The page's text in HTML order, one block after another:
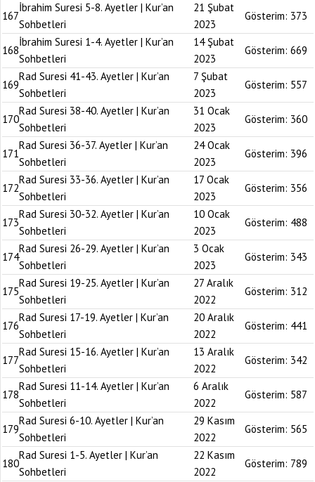
167
İbrahim Suresi 5-8. Ayetler | Kur’an
Sohbetleri
21 Şubat
2023
Gösterim: 373
168
İbrahim Suresi 1-4. Ayetler | Kur’an
Sohbetleri
14 Şubat
2023
Gösterim: 669
169
Rad Suresi 41-43. Ayetler | Kur’an
Sohbetleri
7 Şubat
2023
Gösterim: 557
170
Rad Suresi 38-40. Ayetler | Kur’an
Sohbetleri
31 Ocak
2023
Gösterim: 360
171
Rad Suresi 36-37. Ayetler | Kur’an
Sohbetleri
24 Ocak
2023
Gösterim: 396
172
Rad Suresi 33-36. Ayetler | Kur’an
Sohbetleri
17 Ocak
2023
Gösterim: 356
173
Rad Suresi 30-32. Ayetler | Kur’an
Sohbetleri
10 Ocak
2023
Gösterim: 488
174
Rad Suresi 26-29. Ayetler | Kur’an
Sohbetleri
3 Ocak
2023
Gösterim: 343
175
Rad Suresi 19-25. Ayetler | Kur’an
Sohbetleri
27 Aralık
2022
Gösterim: 312
176
Rad Suresi 17-19. Ayetler | Kur’an
Sohbetleri
20 Aralık
2022
Gösterim: 441
177
Rad Suresi 15-16. Ayetler | Kur’an
Sohbetleri
13 Aralık
2022
Gösterim: 342
178
Rad Suresi 11-14. Ayetler | Kur’an
Sohbetleri
6 Aralık
2022
Gösterim: 587
179
Rad Suresi 6-10. Ayetler | Kur’an
Sohbetleri
29 Kasım
2022
Gösterim: 565
180
Rad Suresi 1-5. Ayetler | Kur’an
Sohbetleri
22 Kasım
2022
Gösterim: 789